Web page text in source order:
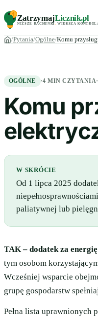
ZatrzymajLicznik.pl
NIŻSZE RACHUNKI WIĘKSZA
Pytania Ogólne Komu
OGÓLNE ·4 MIN CZYTANIA·
Komu
W SKRÓCIE
Od 1 lipca 2025
paliatywnej lub
TAK – dodatek za
tym osobom
Wcześniej wsparcie
grupę gospodarstw
Pełna lista uprawnionych